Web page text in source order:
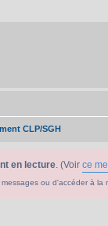
CLP/SGH
en lecture. (Voir ce
ou d'accéder à